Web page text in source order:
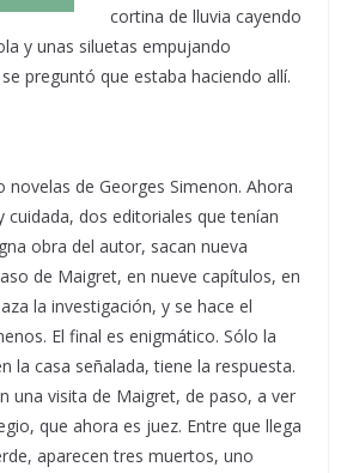
cortina de lluvia cayendo
y unas siluetas empujando
preguntó que estaba haciendo allí.
novelas de Georges Simenon. Ahora
cuidada, dos editoriales que tenían
obra del autor, sacan nueva
de Maigret, en nueve capítulos, en
la investigación, y se hace el
El final es enigmático. Sólo la
la casa señalada, tiene la respuesta.
una visita de Maigret, de paso, a ver
que ahora es juez. Entre que llega
aparecen tres muertos, uno